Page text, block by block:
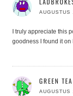
I truly appreciate this
goodness I found it on
GREEN